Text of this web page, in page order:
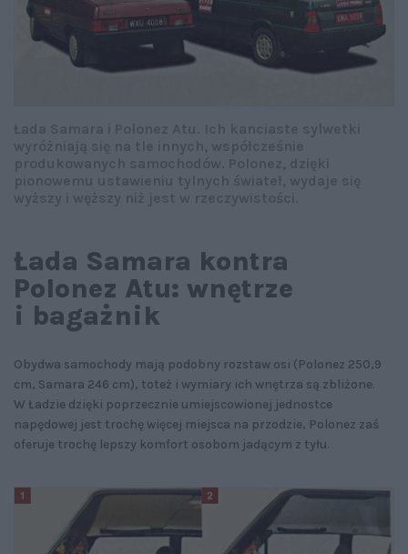
Łada Samara kontra
Polonez Atu: wnętrze
i bagażnik
Obydwa samochody mają podobny rozstaw osi (Polonez 250,9
cm, Samara 246 cm), toteż i wymiary ich wnętrza są zbliżone.
W Ładzie dzięki poprzecznie umiejscowionej jednostce
napędowej jest trochę więcej miejsca na przodzie, Polonez zaś
oferuje trochę lepszy komfort osobom jadącym z tyłu.